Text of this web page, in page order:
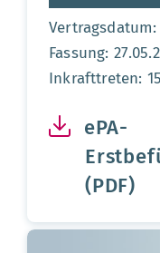
Vertragsdatum:
Fassung:
Inkrafttreten:
ePA-
(PDF)